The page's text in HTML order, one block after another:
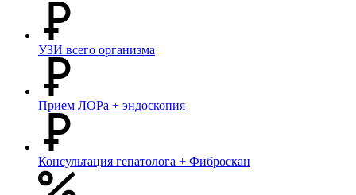
УЗИ всего организма
Прием ЛОРа + эндоскопия
Консультация гепатолога + Фиброскан